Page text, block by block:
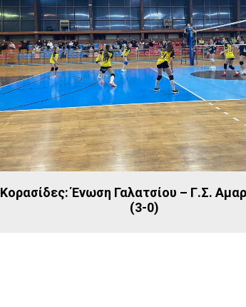
Κορασίδες: Ένωση Γαλατσίου – Γ.Σ.
(3-0)